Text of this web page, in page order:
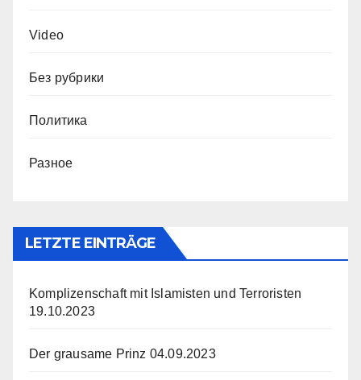
Video
Без рубрики
Политика
Разное
LETZTE EINTRÄGE
Komplizenschaft mit Islamisten und Terroristen
19.10.2023
Der grausame Prinz 04.09.2023